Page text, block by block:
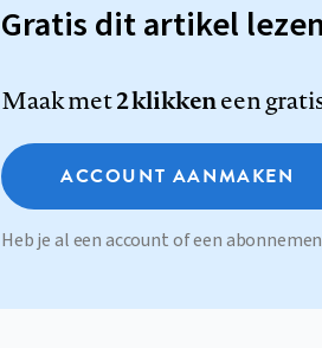
Gratis dit artikel
Maak met2 klikkeneen
ACCOUNT AANMAKEN
Heb je al een account of een